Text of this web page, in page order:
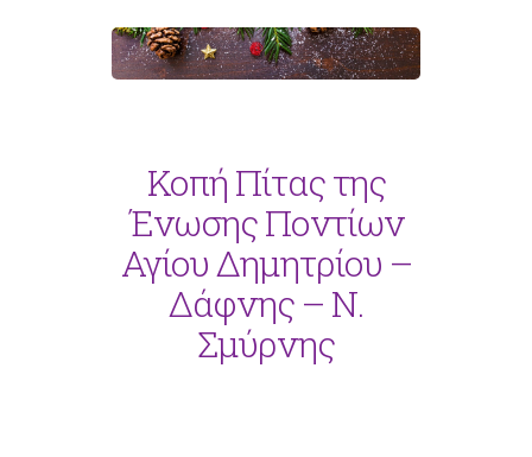
Κοπή Πίτας της
Ένωσης Ποντίων
Αγίου Δημητρίου –
Δάφνης – Ν.
Σμύρνης